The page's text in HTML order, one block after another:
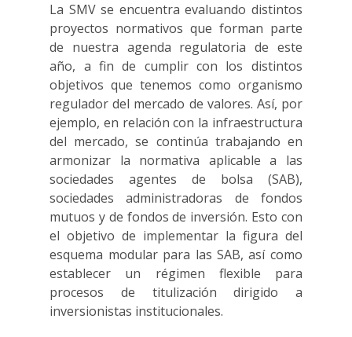
La SMV se encuentra evaluando distintos
proyectos normativos que forman parte
de nuestra agenda regulatoria de este
año, a fin de cumplir con los distintos
objetivos que tenemos como organismo
regulador del mercado de valores. Así, por
ejemplo, en relación con la infraestructura
del mercado, se continúa trabajando en
armonizar la normativa aplicable a las
sociedades agentes de bolsa (SAB),
sociedades administradoras de fondos
mutuos y de fondos de inversión. Esto con
el objetivo de implementar la figura del
esquema modular para las SAB, así como
establecer un régimen flexible para
procesos de titulización dirigido a
inversionistas institucionales.